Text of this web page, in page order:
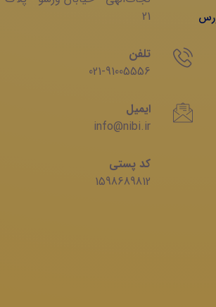
21
تلفن
021-91005556
ایمیل
info@nibi.ir
کد پستی
1598689812